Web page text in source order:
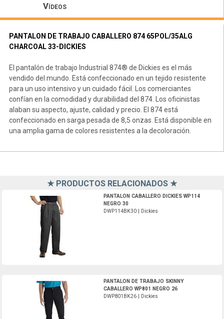
Vídeos
PANTALON DE TRABAJO CABALLERO 874 65POL/35ALG
CHARCOAL 33-DICKIES
El pantalón de trabajo Industrial 874® de Dickies es el más
vendido del mundo. Está confeccionado en un tejido resistente
para un uso intensivo y un cuidado fácil. Los comerciantes
confían en la comodidad y durabilidad del 874. Los oficinistas
alaban su aspecto, ajuste, calidad y precio. El 874 está
confeccionado en sarga pesada de 8,5 onzas. Está disponible en
una amplia gama de colores resistentes a la decoloración.
★ PRODUCTOS RELACIONADOS ★
PANTALON CABALLERO DICKIES WP114
NEGRO 30
DWP114BK30 | Dickies
PANTALON DE TRABAJO SKINNY
CABALLERO WP801 NEGRO 26
DWP801BK26 | Dickies